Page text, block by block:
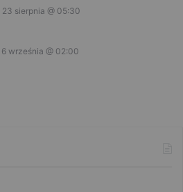
23 sierpnia @ 05:30
6 września @ 02:00